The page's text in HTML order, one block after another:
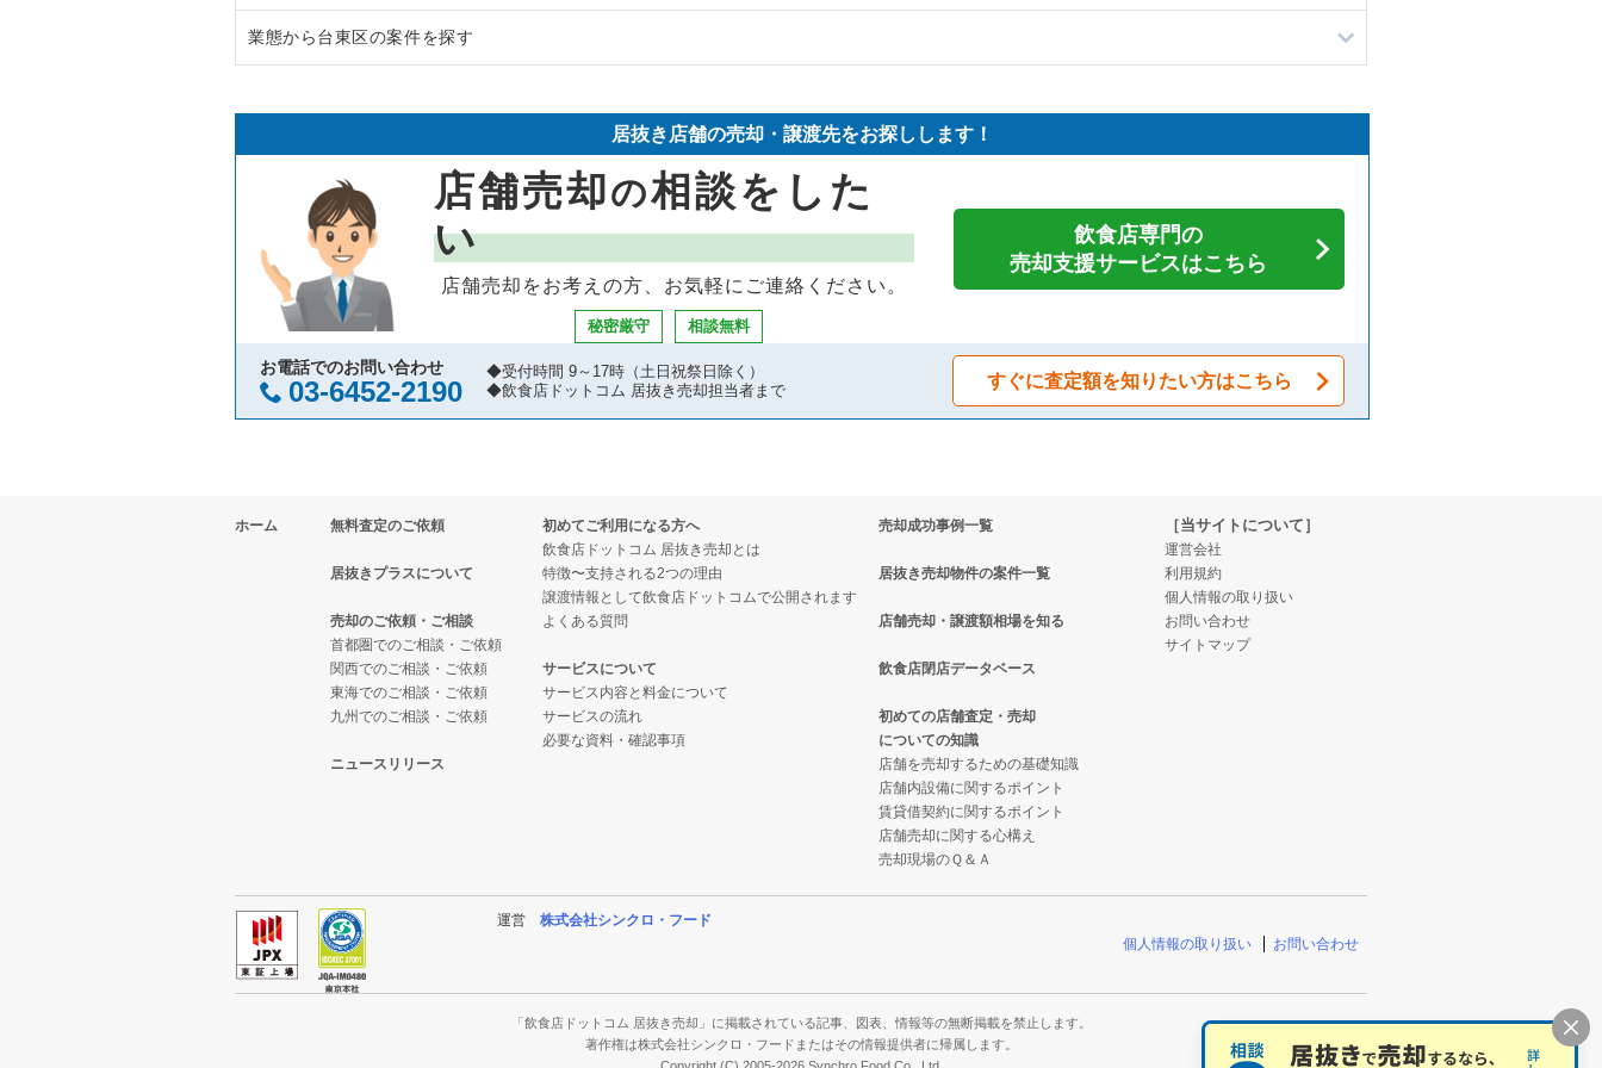
渋谷区の飲食店の居抜き売却物件の案件一覧
新宿区の飲食店の居抜き売却物件の案件一覧
葛飾区の飲食店の居抜き売却物件の案件一覧
中央区の飲食店の居抜き売却物件の案件一覧
江東区の飲食店の居抜き売却物件の案件一覧
千代田区の飲食店の居抜き売却物件の案件一覧
港区の飲食店の居抜き売却物件の案件一覧
板橋区の飲食店の居抜き売却物件の案件一覧
台東区の飲食店の居抜き売却物件の案件一覧
練馬区の飲食店の居抜き売却物件の案件一覧
豊島区の飲食店の居抜き売却物件の案件一覧
文京区の飲食店の居抜き売却物件の案件一覧
杉並区の飲食店の居抜き売却物件の案件一覧
墨田区の飲食店の居抜き売却物件の案件一覧
品川区の飲食店の居抜き売却物件の案件一覧
東京23区のラーメンの居抜き売却物件の案件一覧
東京23区のイタリア料理の居抜き売却物件の案件一覧
東京23区の中華の居抜き売却物件の案件一覧
東京23区のそば・うどんの居抜き売却物件の案件一覧
東京23区の寿司の居抜き売却物件の案件一覧
東京23区の焼肉の居抜き売却物件の案件一覧
東京23区の鉄板焼き・お好み焼の居抜き売却物件の案件一覧
東京23区のカフェの居抜き売却物件の案件一覧
東京23区のテイクアウトの居抜き売却物件の案件一覧
東京23区のお弁当・惣菜・デリの居抜き売却物件の案件一覧
東京23区のカラオケ・パブ・スナックの居抜き売却物件の案件一覧
東京23区のバーの居抜き売却物件の案件一覧
東京23区の和食の居抜き売却物件の案件一覧
東京23区の洋食の居抜き売却物件の案件一覧
東京23区のその他の居抜き売却物件の案件一覧
業態から台東区の案件を探す
台東区のフランス料理の居抜き売却物件の案件一覧
台東区のイタリア料理の居抜き売却物件の案件一覧
台東区の中華の居抜き売却物件の案件一覧
台東区のそば・うどんの居抜き売却物件の案件一覧
台東区の寿司の居抜き売却物件の案件一覧
台東区の焼肉の居抜き売却物件の案件一覧
台東区のアジア料理の居抜き売却物件の案件一覧
台東区のカフェの居抜き売却物件の案件一覧
台東区のテイクアウトの居抜き売却物件の案件一覧
台東区のお弁当・惣菜・デリの居抜き売却物件の案件一覧
台東区のカラオケ・パブ・スナックの居抜き売却物件の案件一覧
台東区の専門料理の居抜き売却物件の案件一覧
台東区の和食の居抜き売却物件の案件一覧
台東区の洋食の居抜き売却物件の案件一覧
居抜き店舗の売却・譲渡先をお探しします！
店舗売却の相談をした
い
店舗売却をお考えの方、お気軽にご連絡ください。
秘密厳守 相談無料
飲食店専門の
売却支援サービスはこちら
お電話でのお問い合わせ
03-6452-2190
◆受付時間 9～17時（土日祝祭日除く）
◆飲食店ドットコム 居抜き売却担当者まで
すぐに査定額を知りたい方はこちら
ホーム 無料査定のご依頼
居抜きプラスについて
売却のご依頼・ご相談
首都圏でのご相談・ご依頼
関西でのご相談・ご依頼
東海でのご相談・ご依頼
九州でのご相談・ご依頼
ニュースリリース
初めてご利用になる方へ
飲食店ドットコム 居抜き売却とは
特徴〜支持される2つの理由
譲渡情報として飲食店ドットコムで公開されます
よくある質問
サービスについて
サービス内容と料金について
サービスの流れ
必要な資料・確認事項
売却成功事例一覧
居抜き売却物件の案件一覧
店舗売却・譲渡額相場を知る
飲食店閉店データベース
初めての店舗査定・売却
についての知識
店舗を売却するための基礎知識
店舗内設備に関するポイント
賃貸借契約に関するポイント
店舗売却に関する心構え
売却現場のＱ＆Ａ
［当サイトについて］
運営会社
利用規約
個人情報の取り扱い
お問い合わせ
サイトマップ
運営 株式会社シンクロ・フード
個人情報の取り扱い
お問い合わせ
「飲食店ドットコム 居抜き売却」に掲載されている記事、図表、情報等の無断掲載を禁止します。
著作権は株式会社シンクロ・フードまたはその情報提供者に帰属します。